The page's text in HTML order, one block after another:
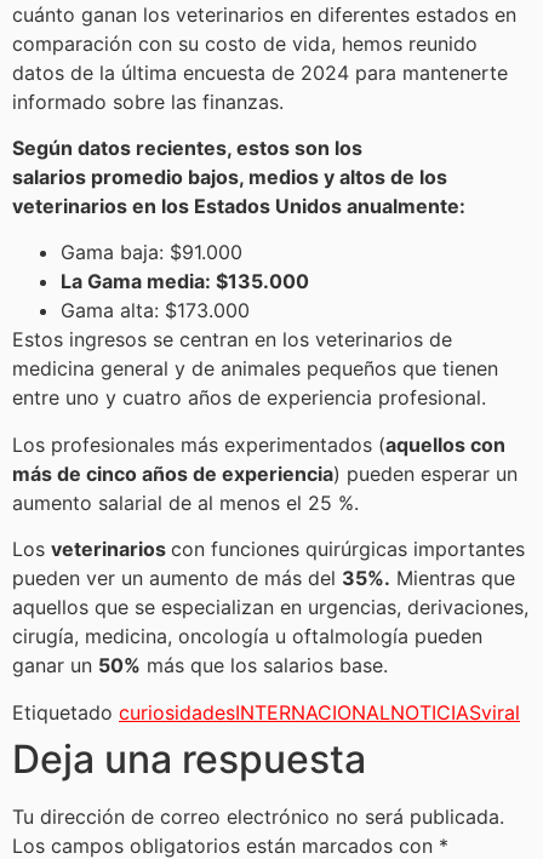
cuánto ganan los veterinarios en diferentes estados en
comparación con su costo de vida, hemos reunido
datos de la última encuesta de 2024 para mantenerte
informado sobre las finanzas.
Según datos recientes, estos son los
salarios promedio bajos, medios y altos de los
veterinarios en los Estados Unidos anualmente:
Gama baja: $91.000
La Gama media: $135.000
Gama alta: $173.000
Estos ingresos se centran en los veterinarios de
medicina general y de animales pequeños que tienen
entre uno y cuatro años de experiencia profesional.
Los profesionales más experimentados (aquellos con
más de cinco años de experiencia) pueden esperar un
aumento salarial de al menos el 25 %.
Los veterinarios con funciones quirúrgicas importantes
pueden ver un aumento de más del 35%. Mientras que
aquellos que se especializan en urgencias, derivaciones,
cirugía, medicina, oncología u oftalmología pueden
ganar un 50% más que los salarios base.
Etiquetado curiosidadesINTERNACIONALNOTICIASviral
Deja una respuesta
Tu dirección de correo electrónico no será publicada.
Los campos obligatorios están marcados con *